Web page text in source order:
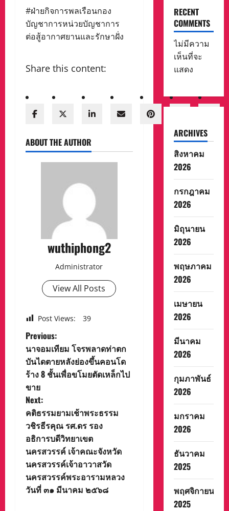
#ฝ่ายกิจการพลเรือนกอง
บัญชาการหน่วยบัญชาการ
ต่อสู้อากาศยานและรักษาฝั่ง
Share this content:
ABOUT THE AUTHOR
wuthiphong2
Administrator
View All Posts
Post Views: 39
P
o
s
t
n
a
v
i
Previous:
นาจอมเทียม โจรพลาดท่าตก
บันไดตายหลังย่องขึ้นคอนโด
ร้าง 8 ชั้นเพื่อขโมยตัดเหล็กไป
ขาย
Next:
คติธรรมยามเช้าพระธรรม
วชิรธีรคุณ รศ.ดร รอง
อธิการบดีวิทยาเขต
นครสวรรค์ เจ้าคณะจังหวัด
นครสวรรค์เจ้าอาวาสวัด
นครสวรรค์พระอารามหลวง
วันที่ ๓๑ มีนาคม ๒๕๖๘
RECENT
COMMENTS
ไม่มีความ
เห็นที่จะ
แสดง
ARCHIVES
สิงหาคม
2026
กรกฎาคม
2026
มิถุนายน
2026
พฤษภาคม
2026
เมษายน
2026
มีนาคม
2026
กุมภาพันธ์
2026
มกราคม
2026
ธันวาคม
2025
พฤศจิกายน
2025